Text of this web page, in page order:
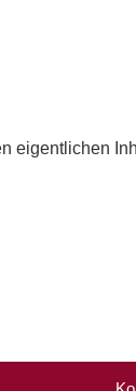
eigentlichen